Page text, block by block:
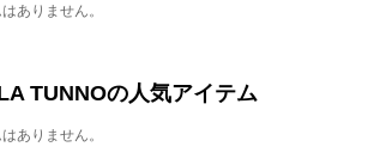
ありません。
TUNNOの人気アイテム
ありません。